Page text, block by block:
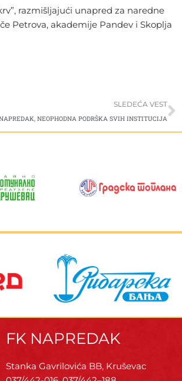
razmišljajući unapred za naredne
Petrova, akademije Pandev i Skoplja
SLEDEĆA VEST
NEOPHODNA PODRŠKA SVIH INSTITUCIJA
FK NAPREDAK
Stanka Gavrilovića BB, Kruševac